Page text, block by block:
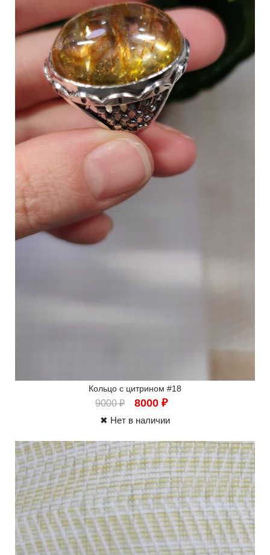
Кольцо с цитрином #18
9000₽ 8000 ₽
✖ Нет в наличии